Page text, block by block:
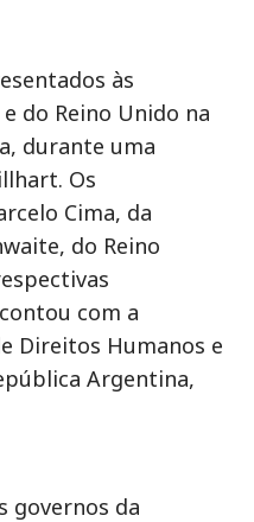
às
do Reino Unido na
durante uma
Os
Cima, da
do Reino
com a
Direitos Humanos e
Argentina,
governos da